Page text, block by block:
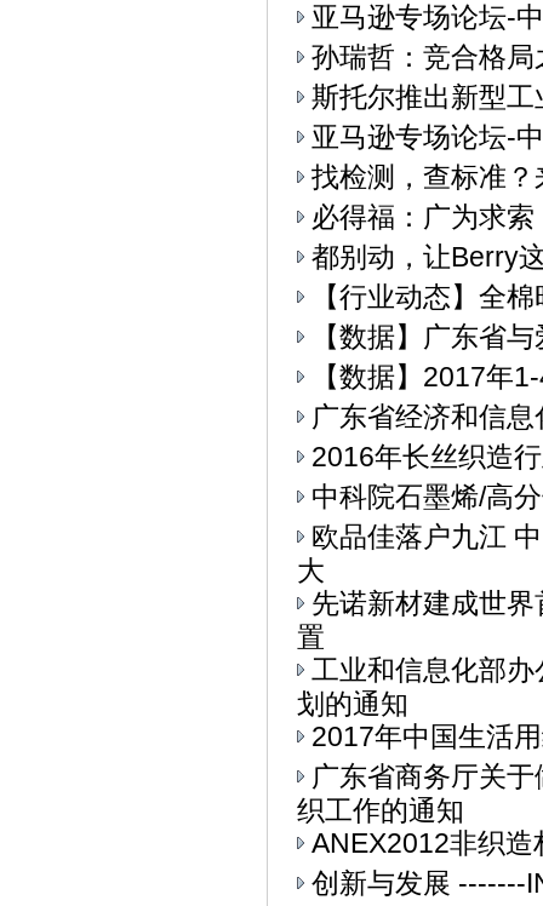
亚马逊专场论坛-
孙瑞哲：竞合格
斯托尔推出新型
亚马逊专场论坛-
找检测，查标准
必得福：广为求
都别动，让Berry
【行业动态】全
【数据】广东省
【数据】2017年
广东省经济和信
2016年长丝织造
中科院石墨烯/高
欧品佳落户九江
大
先诺新材建成世
置
工业和信息化部办
划的通知
2017年中国生活
广东省商务厅关
织工作的通知
ANEX2012非织
创新与发展 -------